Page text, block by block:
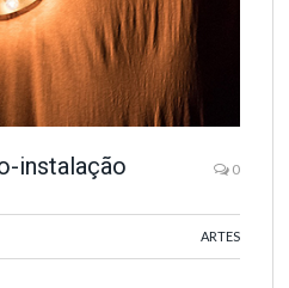
instalação 0
ARTES